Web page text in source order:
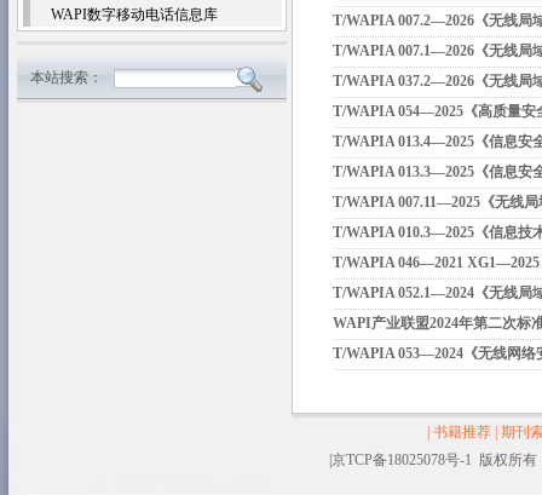
WAPI数字移动电话信息库
本站搜索：
T/WAPIA 007.2—2026《无线局
T/WAPIA 007.1—2026《无线局
T/WAPIA 037.2—2026《无线局
T/WAPIA 054—2025《高质量安
T/WAPIA 013.4—2025《信息安
T/WAPIA 013.3—2025《信息安
T/WAPIA 007.11—2025《无线
T/WAPIA 010.3—2025《信息技
T/WAPIA 046—2021
T/WAPIA 052.1—2024《无线局
WAPI产业联盟2024年第二次标
T/WAPIA 053—2024《无线网络
|书籍推荐 |期刊
|京TCP备18025078号-1 版权所